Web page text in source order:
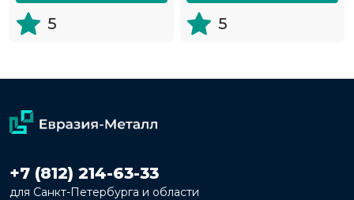
5 5
+7 (812) 214-63-33
для Санкт-Петербурга и области